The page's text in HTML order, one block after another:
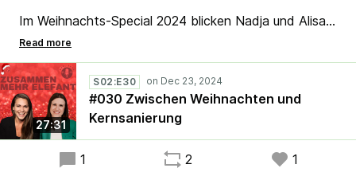
Im Weihnachts-Special 2024 blicken Nadja und Alisa
mit euch zurück – und nach vorne! 💡
Kann man ein Haus agil bauen oder renovieren? Was
hat das Last Planner System damit zu tun, und wie
funktionieren Dailies auf der Baustelle? Lasst euch
zum Jahresende weihnachtlich inspirieren. Jetzt
reinhören – frohe Feiertage Wir sind am 7.1.2025
wieder zurück! 🌟
27:31
S02:E30
#030 Zwischen Weihnachten und
Kernsanierung
1 2 1